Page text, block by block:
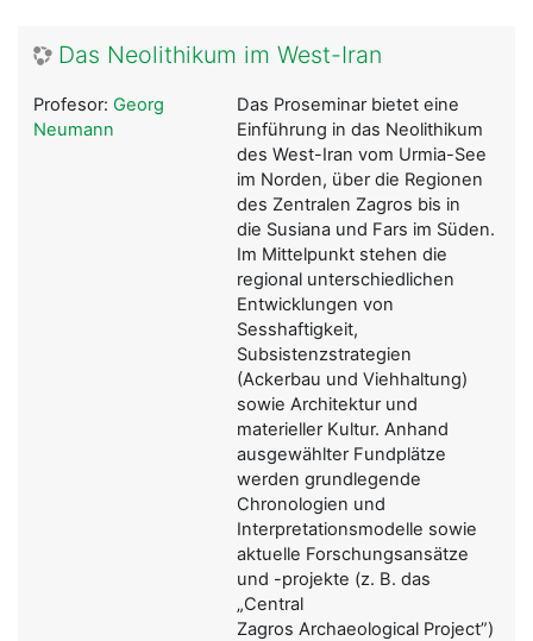
Das Neolithikum im West-Iran
Das Proseminar bietet eine
Einführung in das Neolithikum
des West-Iran vom Urmia-See
im Norden, über die Regionen
des Zentralen Zagros bis in
die Susiana und Fars im Süden.
Im Mittelpunkt stehen die
regional unterschiedlichen
Entwicklungen von
Sesshaftigkeit,
Subsistenzstrategien
(Ackerbau und Viehhaltung)
sowie Architektur und
materieller Kultur. Anhand
ausgewählter Fundplätze
werden grundlegende
Chronologien und
Interpretationsmodelle sowie
aktuelle Forschungsansätze
und -projekte (z. B. das
„Central
Zagros Archaeological Project”)
Profesor: Georg
Neumann